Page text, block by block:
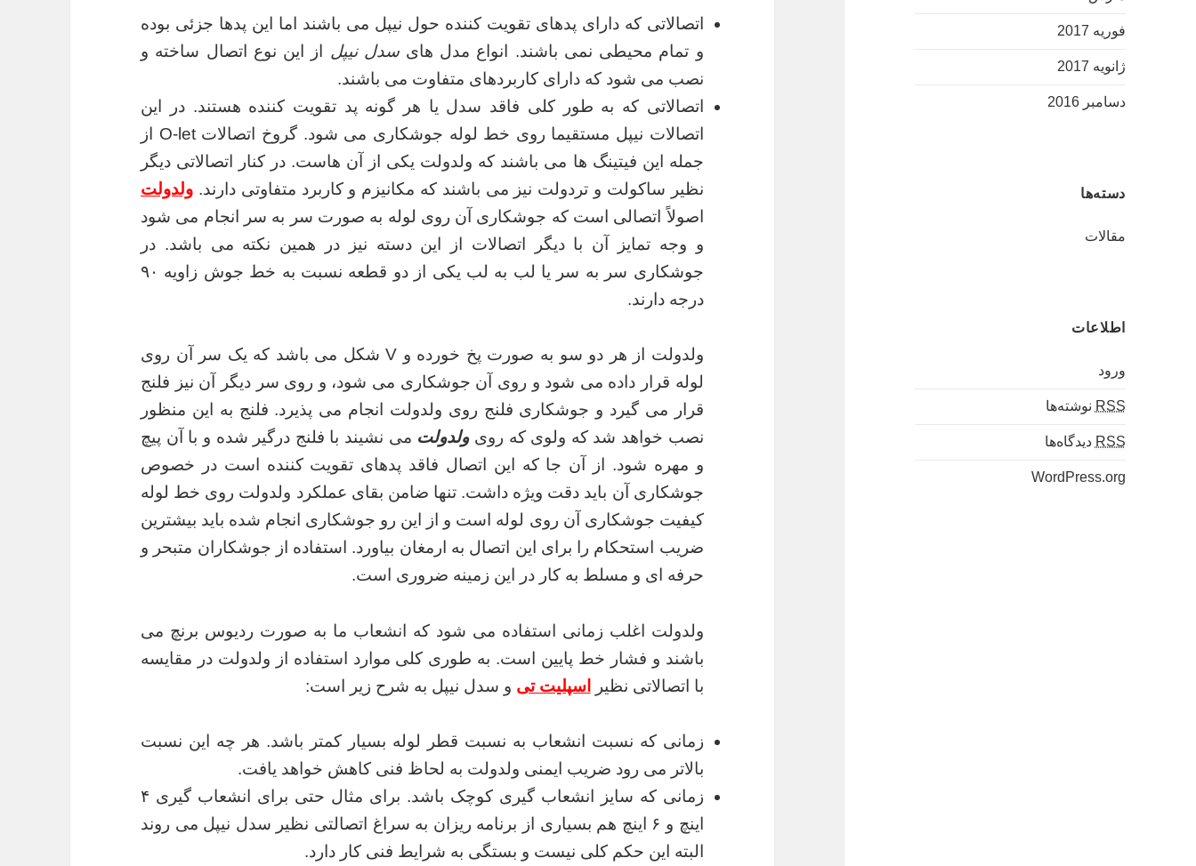
فوریه 2017
ژانویه 2017
دسامبر 2016
دسته‌ها
مقالات
اطلاعات
ورود
RSS نوشته‌ها
RSS دیدگاه‌ها
WordPress.org
اتصالاتی که دارای پدهای تقویت کننده حول نیپل می باشند اما این پدها جزئی بوده
و تمام محیطی نمی باشند. انواع مدل هایسدل نیپل از این نوع اتصال ساخته و
نصب می شود که دارای کاربردهای متفاوت می باشند.
اتصالاتی که به طور کلی فاقد سدل یا هر گونه پد تقویت کننده هستند. در این
اتصالات نیپل مستقیما روی خط لوله جوشکاری می شود. گروخ اتصالات O-let از
جمله این فیتینگ ها می باشند که ولدولت یکی از آن هاست. در کنار اتصالاتی دیگر
نظیر ساکولت و تردولت نیز می باشند که مکانیزم و کاربرد متفاوتی دارند. ولدولت
اصولاً اتصالی است که جوشکاری آن روی لوله به صورت سر به سر انجام می شود
و وجه تمایز آن با دیگر اتصالات از این دسته نیز در همین نکته می باشد. در
جوشکاری سر به سر یا لب به لب یکی از دو قطعه نسبت به خط جوش زاویه ۹۰
درجه دارند.
ولدولت از هر دو سو به صورت پخ خورده و V شکل می باشد که یک سر آن روی
لوله قرار داده می شود و روی آن جوشکاری می شود، و روی سر دیگر آن نیز فلنج
قرار می گیرد و جوشکاری فلنج روی ولدولت انجام می پذیرد. فلنج به این منظور
نصب خواهد شد که ولوی که رویولدولت می نشیند با فلنج درگیر شده و با آن پیچ
و مهره شود. از آن جا که این اتصال فاقد پدهای تقویت کننده است در خصوص
جوشکاری آن باید دقت ویژه داشت. تنها ضامن بقای عملکرد ولدولت روی خط لوله
کیفیت جوشکاری آن روی لوله است و از این رو جوشکاری انجام شده باید بیشترین
ضریب استحکام را برای این اتصال به ارمغان بیاورد. استفاده از جوشکاران متبحر و
حرفه ای و مسلط به کار در این زمینه ضروری است.
ولدولت اغلب زمانی استفاده می شود که انشعاب ما به صورت ردیوس برنچ می
باشند و فشار خط پایین است. به طوری کلی موارد استفاده از ولدولت در مقایسه
با اتصالاتی نظیر
اسپلیت تی و سدل نیپل به شرح زیر است:
زمانی که نسبت انشعاب به نسبت قطر لوله بسیار کمتر باشد. هر چه این نسبت
بالاتر می رود ضریب ایمنی ولدولت به لحاظ فنی کاهش خواهد یافت.
زمانی که سایز انشعاب گیری کوچک باشد. برای مثال حتی برای انشعاب گیری ۴
اینچ و ۶ اینچ هم بسیاری از برنامه ریزان به سراغ اتصالتی نظیر سدل نیپل می روند
البته این حکم کلی نیست و بستگی به شرایط فنی کار دارد.